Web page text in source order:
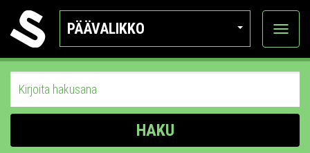
PÄÄVALIKKO
Näytä
HAKU